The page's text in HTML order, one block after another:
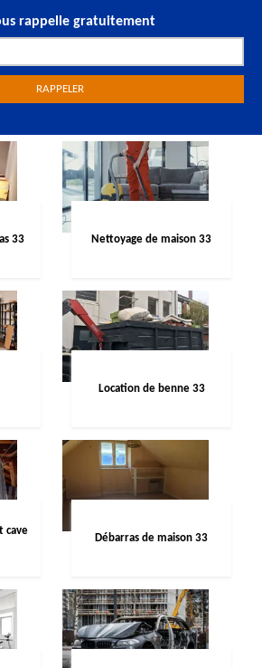
rappelle gratuitement
33 Nettoyage de maison 33
Location de benne 33
cave
Débarras de maison 33